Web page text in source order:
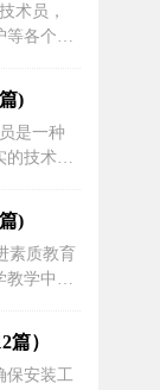
果树技
术员，
等各个方
民的需
。一、
，我将
...
)
是一种
的技术知
是非常
计划，
。发泡技
...
)
素质教育
教学中应
做好如
。二、
，每一组
）
保安装工